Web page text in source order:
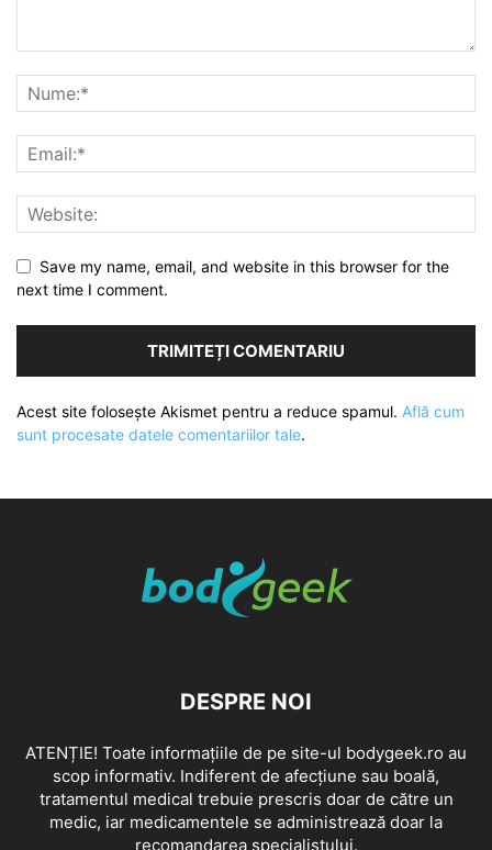
Save my name, email, and website in this browser for the
next time I comment.
Acest site folosește Akismet pentru a reduce spamul. Află cum
sunt procesate datele comentariilor tale.
DESPRE NOI
ATENȚIE! Toate informațiile de pe site-ul bodygeek.ro au
scop informativ. Indiferent de afecțiune sau boală,
tratamentul medical trebuie prescris doar de către un
medic, iar medicamentele se administrează doar la
recomandarea specialistului.